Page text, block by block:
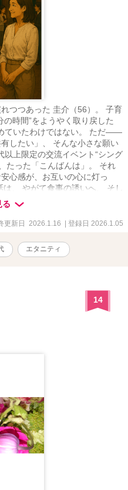
つつあった 圭介（56）。 子育
時間”をようやく取り戻した
ていたわけではない。 ただ——
したい」、 そんな小さな願い
上限定の交流イベント“シング
たった「こんばんは」。 それ
心感が、お互いの心に灯っ
、 やがて食事の誘いへ、 そし
関係へと変わっていく。 過去
の空虚—— 人生の後半戦だから
、 ふたりはゆっくりと心の距
そんな“優しい恋”の物語。 も
、あの夜、確かに何かが始ま
る
更新日 2026.1.16 | 登録日 2026.1.05
エタニティ
14